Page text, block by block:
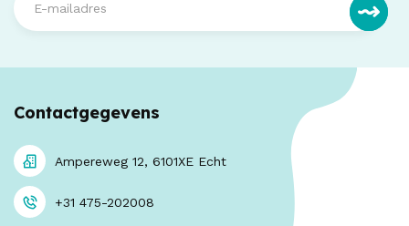
Contactgegevens
Ampereweg 12, 6101XE Echt
+31 475-202008